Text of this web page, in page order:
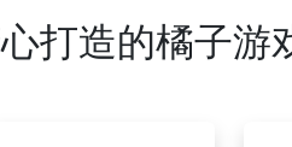
打造的橘子游